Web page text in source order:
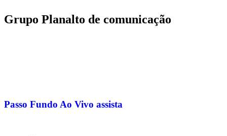
Grupo Planalto de comunicação
Passo Fundo Ao Vivo assista